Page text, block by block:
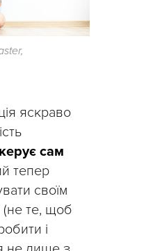
яскраво
сам
тепер
своїм
те, щоб
і